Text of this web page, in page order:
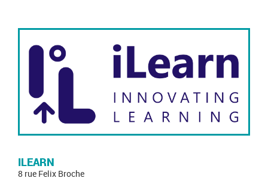
ILEARN
8 rue Felix Broche